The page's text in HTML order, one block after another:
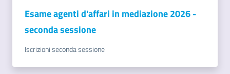
Impresa
Esame agenti d'affari in mediazione 202​6 -
seconda sessione
Iscrizioni seconda sessione